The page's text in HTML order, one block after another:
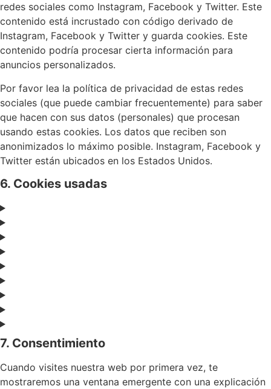
redes sociales como Instagram, Facebook y Twitter. Este
contenido está incrustado con código derivado de
Instagram, Facebook y Twitter y guarda cookies. Este
contenido podría procesar cierta información para
anuncios personalizados.
Por favor lea la política de privacidad de estas redes
sociales (que puede cambiar frecuentemente) para saber
que hacen con sus datos (personales) que procesan
usando estas cookies. Los datos que reciben son
anonimizados lo máximo posible. Instagram, Facebook y
Twitter están ubicados en los Estados Unidos.
6. Cookies usadas
7. Consentimiento
Cuando visites nuestra web por primera vez, te
mostraremos una ventana emergente con una explicación